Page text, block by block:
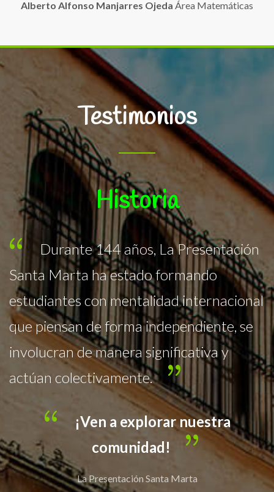
Alberto Alfonso Manjarres Ojeda Área Matemáticas
Testimonios
Ofrece
Educación formal de Calidad
Humana y Excelencia Educativa,
metodología interactiva, currículo por
competencias y ambientes digitales de
aprendizaje, en los niveles de Preescolar,
Básica y Media Académica, con
profundización en inglés y francés.
¡Ven a explorar nuestra
comunidad!
La Presentación Santa Marta